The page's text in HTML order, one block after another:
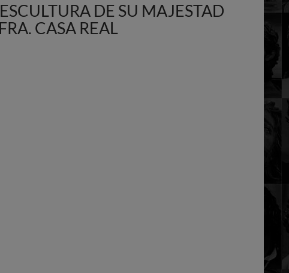
DE SU MAJESTAD
CASA REAL
Rey realizada por Romero Zafra. CASA REAL